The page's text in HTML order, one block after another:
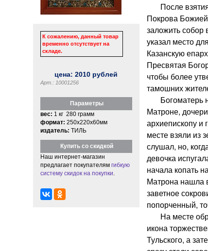
К сожалению, данный товар
временно отсутствует на
складе.
цена:2010 рублей
Арт.: 10001256
Параметры
вес: 1 кг 280 грамм
формат: 250x220x60мм
издатель: ТИЛЬ
Купить со скидкой
Наш интернет-магазин
предлагает покупателям гибкую
систему скидок на покупки
После взятия
Покрова
заложить
указал место
Казанскую
Пресвятая
чтобы более
тамошних
Богоматерь
Матроне,
архиепископу и
месте взяли из
слушал, но,
девочка
начала копать
Матрона нашла
заветное
попорченный,
На месте
икона
Тульского, а